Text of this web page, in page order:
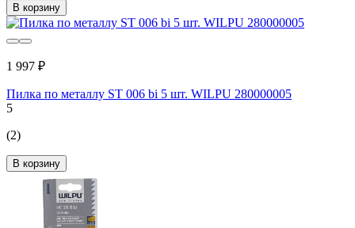
В корзину
1 997 ₽
Пилка по металлу ST 006 bi 5 шт. WILPU 280000005
5
(2)
В корзину